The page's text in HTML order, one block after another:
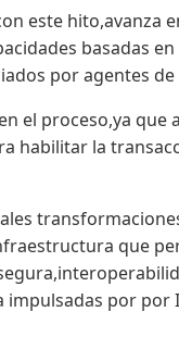
este hito,avanza
basadas
por agentes de
el proceso,ya
habilitar la
que
por por